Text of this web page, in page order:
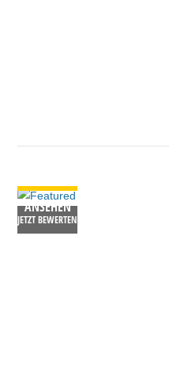
ANSEHEN
JETZT BEWERTEN